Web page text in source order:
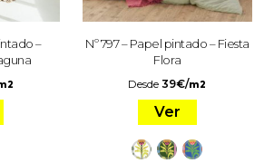
–
Nº 797 – Papel pintado – Fiesta
Flora
Desde39€/m2
Ver